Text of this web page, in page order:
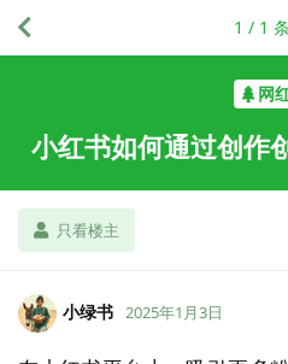
网
小红书如何通过创作
只看楼主
1 / 1 条
小绿书 2025年1月3日